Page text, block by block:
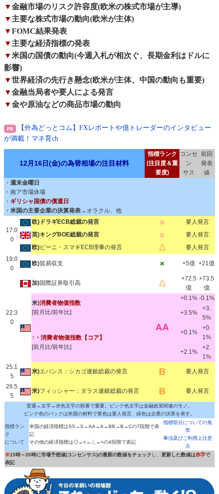
▼金融市場のリスク許容度(欧米の株式市場が主導)
▼主要な株式市場の動向(欧米が主体)
▼FOMC結果発表
▼主要な経済指標の発表
▼米国の国債の動向(今週入札が相次ぐ、長期金利はドルに
影響)
▼世界経済の先行き懸念(欧米が主体、中国の動向も重要)
▼金融当局者や要人による発言
▼金や原油などの商品市場の動向
【外為どっとコム】FXレポートや億トレーダーのインタビュー
が満載！マネ育ch
12月16日(金)の為替相場の注目材料
指標ランク
(注目度＆重
要度)
コンセ
ン
サス
前回
発表
値
・ 週末金曜日
・南ア市場休場
・ ギリシャ国債の償還日
・ 米国の主要企業の決算発表→オラクル、他
17:0
0
欧)ドラギECB総裁の発言 ○
要人発言
英)キングBOE総裁の発言
○
要人発言
欧)ビーニ・スマギECB理事の発言 △
要人発言
19:0
0
欧)貿易収支 × +5億 +21億
22:3
0
加)国際証券取引高 △
+72.5
億
+73.5
億
米)消費者物価指数
[前月比/前年比]
AA
+0.1% -0.1%
+3.5%
+3.
5%
↑・ 消費者物価指数 【コア】
[前月比/前年比]
+0.1%
+0.
1%
+2.1%
+2.
1%
25:1
5
米)エバンス：シカゴ連銀総裁の発言 B 要人発言
26:5
5
米)フィッシャー：ダラス連銀総裁の発言 B 要人発言
普通→太字→赤色太字の順番で重要。ピンク色太字は金融政策関連のモノ。
ピンク色のバックは米国の材料で黄色は要人発言、緑色は企業の決算を表す。
指標ラン
ク
について
米国の経済指標はSS→S→AA→A→BB→B→Cの7段階で表
記
その他の経済指標は◎→○→△→×の4段階で表記
指標部分についての免
罪
事項及びご利用上注意
点
※15時～20時に市場予想値(コンセンサス)の最新の数値をチェック し、 更新した数値は赤字で
表記